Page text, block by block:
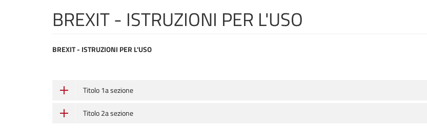
BREXIT - ISTRUZIONI PER L'USO
BREXIT - ISTRUZIONI PER L'USO
Titolo 1a sezione
Titolo 2a sezione